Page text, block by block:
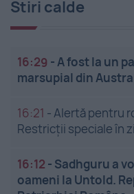
Stiri calde
16:29 -A fost la un
marsupial din
16:21 -Alertă pentru
Restricții speciale în
16:12 - Sadhguru a
oameni la Untold.